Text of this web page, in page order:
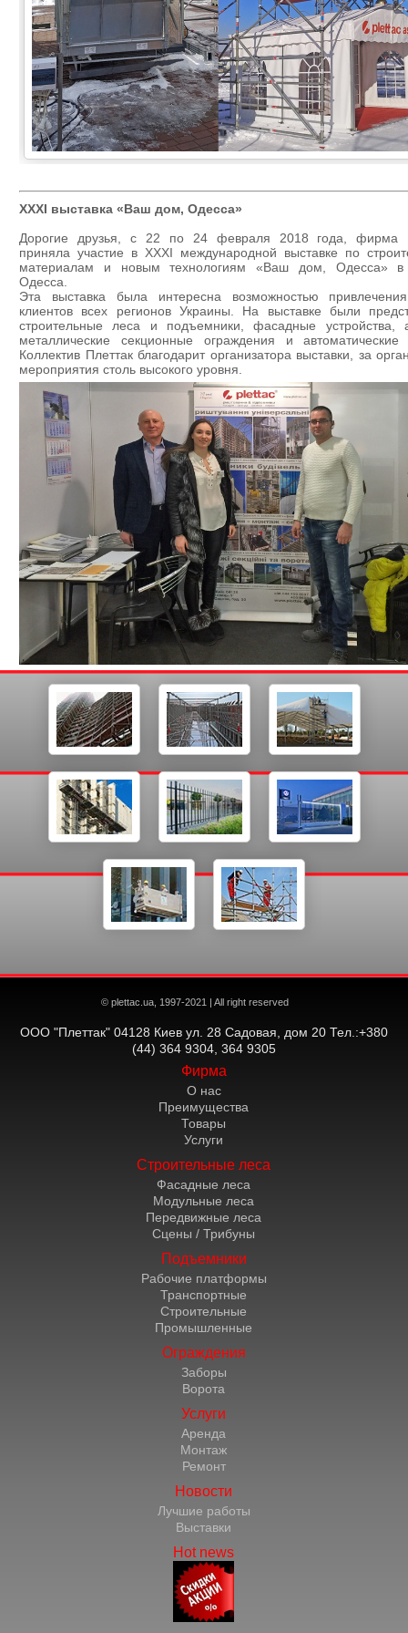
XXXI выставка «Ваш дом, Одесса»
Дорогие друзья, с 22 по 24 февраля 2018 года, фирма
приняла участие в XXXI международной выставке по
материалам и новым технологиям «Ваш дом, Одесса» в
Одесса.
Эта выставка была интересна возможностью
клиентов всех регионов Украины. На выставке были
строительные леса и подъемники, фасадные устройства,
металлические секционные ограждения и автоматические
Коллектив Плеттак благодарит организатора выставки, за
мероприятия столь высокого уровня.
© plettac.ua, 1997-2021 | All right reserved
ООО "Плеттак" 04128 Киев ул. 28 Садовая, дом 20 Тел.:+380
(44) 364 9304, 364 9305
Фирма
О нас
Преимущества
Товары
Услуги
Строительные леса
Фасадные леса
Модульные леса
Передвижные леса
Сцены / Трибуны
Подъемники
Рабочие платформы
Транспортные
Строительные
Промышленные
Ограждения
Заборы
Ворота
Услуги
Аренда
Монтаж
Ремонт
Новости
Лучшие работы
Выставки
Hot news